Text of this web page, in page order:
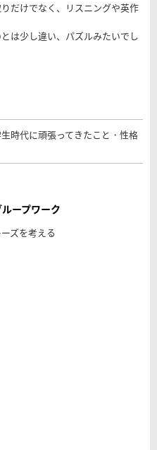
だけでなく、リスニングや英作
は少し違い、パズルみたいでし
時代に頑張ってきたこと・性格
ープワーク
ズを考える